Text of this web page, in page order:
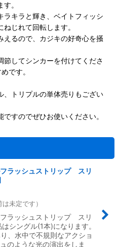
。
ラキラと輝き、ベイトフィッシ
じれて回転します。
えるので、カジキの好奇心を掻
してシンカーを付けてくださ
です。
、トリプルの単体売りもござい
すのでぜひお使いください。
ラッシュストリップ スリ
未定です）
ラッシュストリップ スリ
シングル(1本)になります。
、水中で不規則なアクショ
のような光の演出をしま